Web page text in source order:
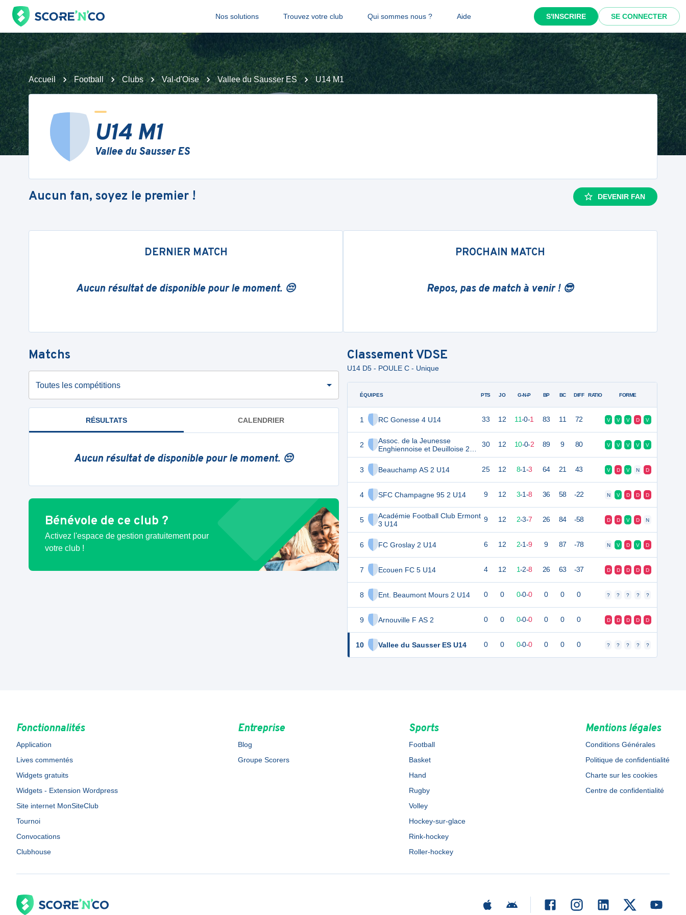
Nos solutions Trouvez votre club Qui sommes nous ? Aide S'INSCRIRE SE CONNECTER
Accueil Football Clubs Val-d'Oise Vallee du Sausser ES U14 M1
U14 M1
Vallee du Sausser ES
Aucun fan, soyez le premier ! DEVENIR FAN
DERNIER MATCH
Aucun résultat de disponible pour le moment. 😔
PROCHAIN MATCH
Repos, pas de match à venir ! 😎
Matchs
Toutes les compétitions
RÉSULTATS CALENDRIER
Aucun résultat de disponible pour le moment. 😔
Bénévole de ce club ?
Activez l'espace de gestion gratuitement pour
votre club !
Classement VDSE
U14 D5 - POULE C - Unique
ÉQUIPES
1 RC Gonesse 4 U14
2
Assoc. de la Jeunesse
Enghiennoise et Deuilloise 2
U14
3
Beauchamp AS 2 U14
4 SFC Champagne 95 2 U14
5
Académie Football Club Ermont
3 U14
6 FC Groslay 2 U14
7 Ecouen FC 5 U14
8 Ent. Beaumont Mours 2 U14
9 Arnouville F AS 2
10 Vallee du Sausser ES U14
PTS JO G-N-P BP BC DIFF RATIO FORME
33 12 11-0-1 83 11 72 V V V D V
30 12 10-0-2 89 9 80 V V V V V
25 12 8-1-3 64 21 43 V D V N D
9 12 3-1-8 36 58 -22 N V D D D
9 12 2-3-7 26 84 -58 D D V D N
6 12 2-1-9 9 87 -78 N V D V D
4 12 1-2-8 26 63 -37 D D D D D
0 0 0-0-0 0 0 0 ? ? ? ? ?
0 0 0-0-0 0 0 0 D D D D D
0 0 0-0-0 0 0 0 ? ? ? ? ?
Fonctionnalités
Application
Lives commentés
Widgets gratuits
Widgets - Extension Wordpress
Site internet MonSiteClub
Tournoi
Convocations
Clubhouse
Entreprise
Blog
Groupe Scorers
Sports
Football
Basket
Hand
Rugby
Volley
Hockey-sur-glace
Rink-hockey
Roller-hockey
Mentions légales
Conditions Générales
Politique de confidentialité
Charte sur les cookies
Centre de confidentialité